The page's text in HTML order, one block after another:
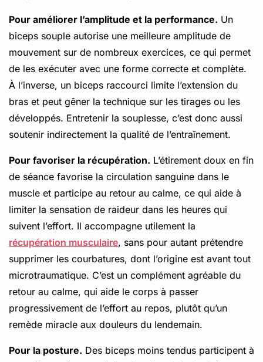
Pour améliorer l’amplitude et la performance. Un
biceps souple autorise une meilleure amplitude de
mouvement sur de nombreux exercices, ce qui permet
de les exécuter avec une forme correcte et complète.
À l’inverse, un biceps raccourci limite l’extension du
bras et peut gêner la technique sur les tirages ou les
développés. Entretenir la souplesse, c’est donc aussi
soutenir indirectement la qualité de l’entraînement.
Pour favoriser la récupération. L’étirement doux en fin
de séance favorise la circulation sanguine dans le
muscle et participe au retour au calme, ce qui aide à
limiter la sensation de raideur dans les heures qui
suivent l’effort. Il accompagne utilement la
récupération musculaire, sans pour autant prétendre
supprimer les courbatures, dont l’origine est avant tout
microtraumatique. C’est un complément agréable du
retour au calme, qui aide le corps à passer
progressivement de l’effort au repos, plutôt qu’un
remède miracle aux douleurs du lendemain.
Pour la posture. Des biceps moins tendus participent à